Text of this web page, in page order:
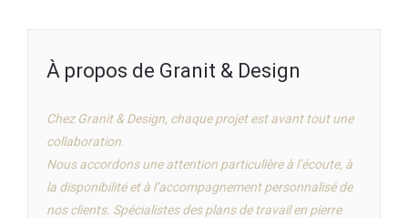
À propos de Granit & Design
Chez Granit & Design, chaque projet est avant tout une
collaboration.
Nous accordons une attention particulière à l’écoute, à
la disponibilité et à l’accompagnement personnalisé de
nos clients. Spécialistes des plans de travail en pierre